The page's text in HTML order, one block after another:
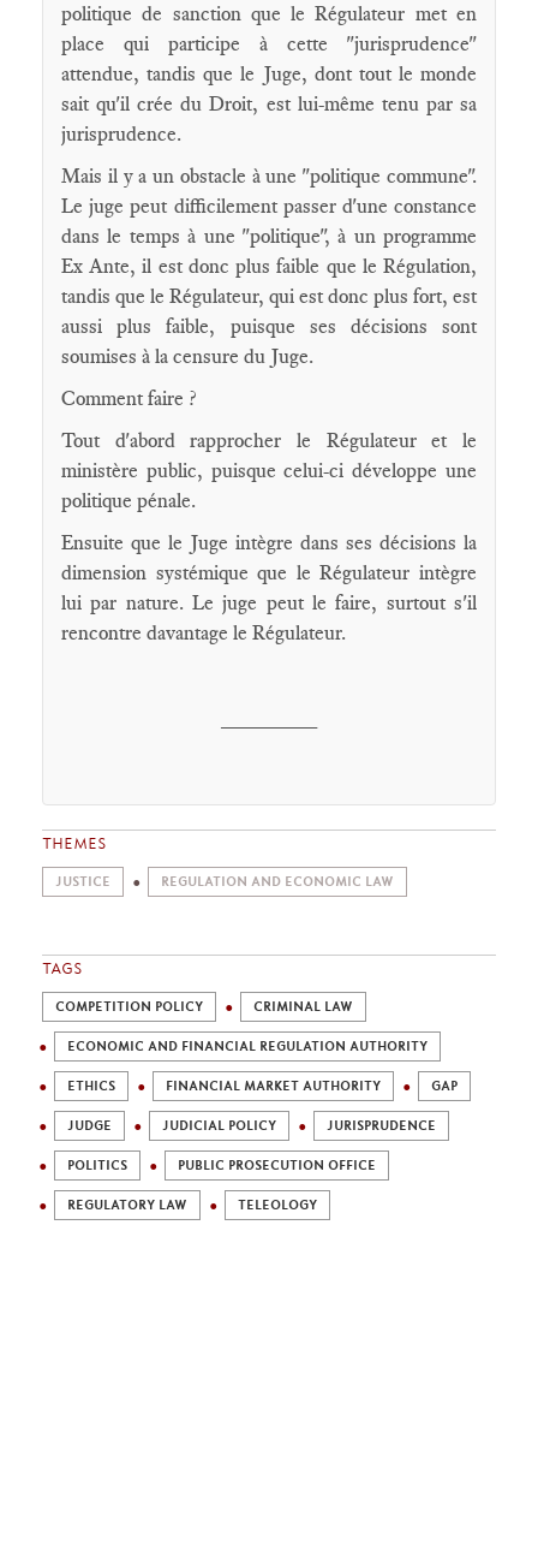
politique de sanction que le Régulateur met en
place qui participe à cette "jurisprudence"
attendue, tandis que le Juge, dont tout le monde
sait qu'il crée du Droit, est lui-même tenu par sa
jurisprudence.
Mais il y a un obstacle à une "politique commune".
Le juge peut difficilement passer d'une constance
dans le temps à une "politique", à un programme
Ex Ante, il est donc plus faible que le Régulation,
tandis que le Régulateur, qui est donc plus fort, est
aussi plus faible, puisque ses décisions sont
soumises à la censure du Juge.
Comment faire ?
Tout d'abord rapprocher le Régulateur et le
ministère public, puisque celui-ci développe une
politique pénale.
Ensuite que le Juge intègre dans ses décisions la
dimension systémique que le Régulateur intègre
lui par nature. Le juge peut le faire, surtout s'il
rencontre davantage le Régulateur.
THEMES
JUSTICE REGULATION AND ECONOMIC LAW
TAGS
COMPETITION POLICY CRIMINAL LAW
ECONOMIC AND FINANCIAL REGULATION AUTHORITY
ETHICS FINANCIAL MARKET AUTHORITY GAP
JUDGE JUDICIAL POLICY JURISPRUDENCE
POLITICS PUBLIC PROSECUTION OFFICE
REGULATORY LAW TELEOLOGY